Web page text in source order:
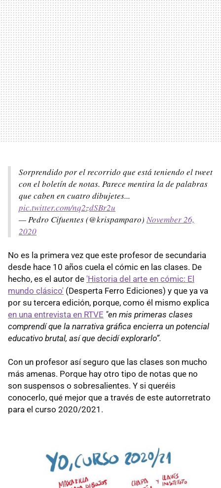
Sorprendido por el recorrido que está teniendo el tweet
con el boletín de notas. Parece mentira la de palabras
que caben en cuatro dibujetes...
pic.twitter.com/nq2zdSBr2u
— Pedro Cifuentes (@krispamparo) November 26,
2020
No es la primera vez que este profesor de secundaria
desde hace 10 años cuela el cómic en las clases. De
hecho, es el autor de 'Historia del arte en cómic: El
mundo clásico' (Desperta Ferro Ediciones) y que ya va
por su tercera edición, porque, como él mismo explica
en una entrevista en RTVE "en mis primeras clases
comprendí que la narrativa gráfica encierra un potencial
educativo brutal, así que decidí explorarlo”.
Con un profesor así seguro que las clases son mucho
más amenas. Porque hay otro tipo de notas que no
son suspensos o sobresalientes. Y si queréis
conocerlo, qué mejor que a través de este autorretrato
para el curso 2020/2021.